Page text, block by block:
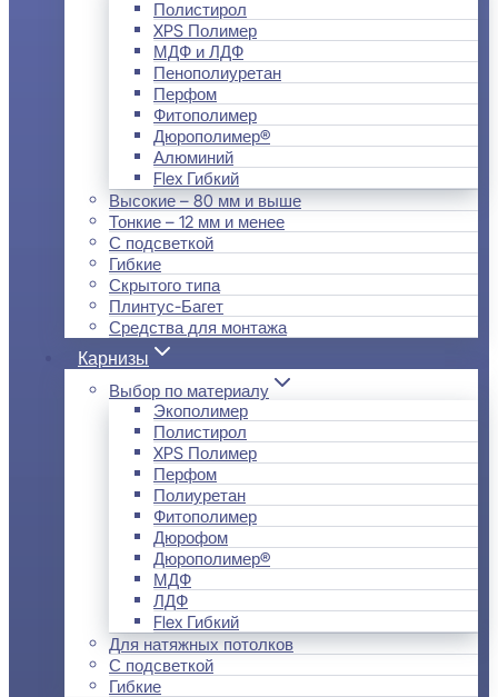
Полистирол
XPS Полимер
МДФ и ЛДФ
Пенополиуретан
Перфом
Фитополимер
Дюрополимер®
Алюминий
Flex Гибкий
Высокие – 80 мм и выше
Тонкие – 12 мм и менее
С подсветкой
Гибкие
Скрытого типа
Плинтус-Багет
Средства для монтажа
Карнизы
Выбор по материалу
Экополимер
Полистирол
XPS Полимер
Перфом
Полиуретан
Фитополимер
Дюрофом
Дюрополимер®
МДФ
ЛДФ
Flex Гибкий
Для натяжных потолков
С подсветкой
Гибкие